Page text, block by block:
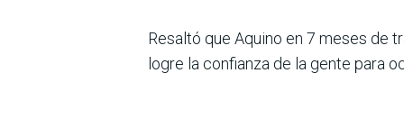
Resaltó que Aquino en 7 meses de
logre la confianza de la gente para